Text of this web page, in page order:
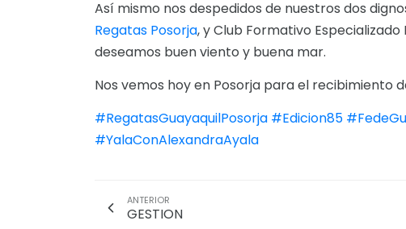
Así mismo nos despedidos de nuestros dos
Regatas Posorja, y Club Formativo
deseamos buen viento y buena mar.
Nos vemos hoy en Posorja para el recibimiento
#RegatasGuayaquilPosorja #Edicion85
#YalaConAlexandraAyala
ANTERIOR
GESTION